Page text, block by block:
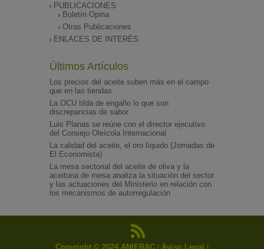
PUBLICACIONES
Boletín Opina
Otras Publicaciones
ENLACES DE INTERÉS
Últimos Artículos
Los precios del aceite suben más en el campo
que en las tiendas
La OCU tilda de engaño lo que son
discrepancias de sabor
Luis Planas se reúne con el director ejecutivo
del Consejo Oleícola Internacional
La calidad del aceite, el oro líquido (Jornadas de
El Economista)
La mesa sectorial del aceite de oliva y la
aceituna de mesa analiza la situación del sector
y las actuaciones del Ministerio en relación con
los mecanismos de autorregulación
Copyright © 2024 ANIERAC Aviso Legal